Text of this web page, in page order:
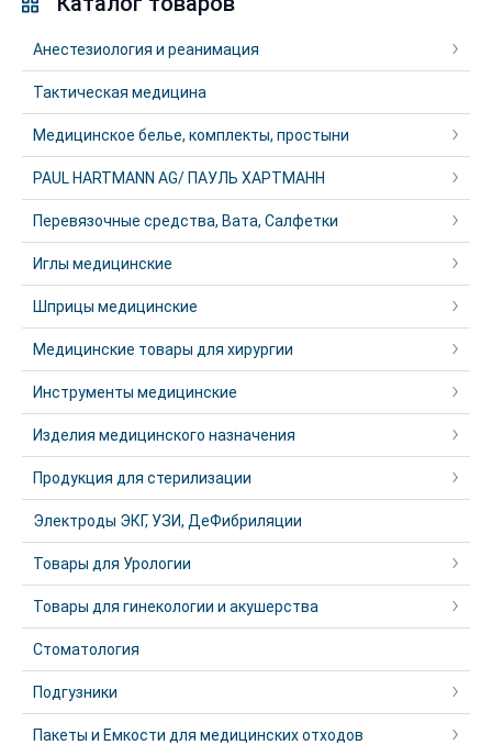
Анестезиология и реанимация
Тактическая медицина
Медицинское белье, комплекты, простыни
PAUL HARTMANN AG/ ПАУЛЬ ХАРТМАНН
Перевязочные средства, Вата, Салфетки
Иглы медицинские
Шприцы медицинские
Медицинские товары для хирургии
Инструменты медицинские
Изделия медицинского назначения
Продукция для стерилизации
Электроды ЭКГ, УЗИ, ДеФибриляции
Товары для Урологии
Товары для гинекологии и акушерства
Стоматология
Подгузники
Пакеты и Емкости для медицинских отходов